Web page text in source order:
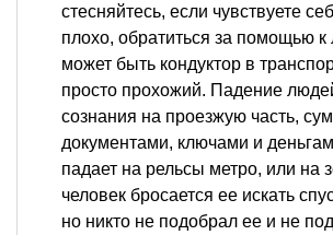
стесняйтесь, если чувствуете
плохо, обратиться за помощью
может быть кондуктор в
просто прохожий. Падение
сознания на проезжую часть,
документами, ключами и
падает на рельсы метро, или на
человек бросается ее искать
но никто не подобрал ее и не